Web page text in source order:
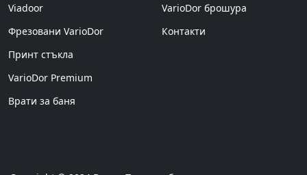
Viadoor
Фрезовани VarioDor
Принт стъкла
VarioDor Premium
Врати за баня
VarioDor брошура
Контакти